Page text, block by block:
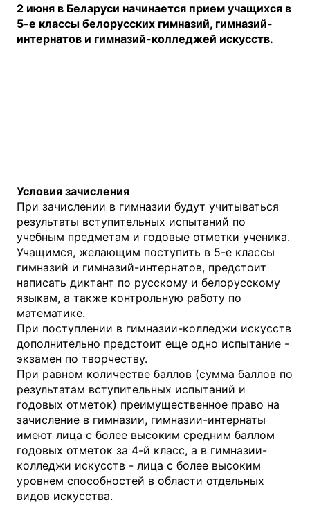
2 июня в Беларуси начинается прием учащихся в
5-е классы белорусских гимназий, гимназий-
интернатов и гимназий-колледжей искусств.
Условия зачисления
При зачислении в гимназии будут учитываться
результаты вступительных испытаний по
учебным предметам и годовые отметки ученика.
Учащимся, желающим поступить в 5-е классы
гимназий и гимназий-интернатов, предстоит
написать диктант по русскому и белорусскому
языкам, а также контрольную работу по
математике.
При поступлении в гимназии-колледжи искусств
дополнительно предстоит еще одно испытание -
экзамен по творчеству.
При равном количестве баллов (сумма баллов по
результатам вступительных испытаний и
годовых отметок) преимущественное право на
зачисление в гимназии, гимназии-интернаты
имеют лица с более высоким средним баллом
годовых отметок за 4-й класс, а в гимназии-
колледжи искусств - лица с более высоким
уровнем способностей в области отдельных
видов искусства.